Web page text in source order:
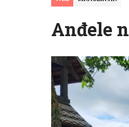
Anđele